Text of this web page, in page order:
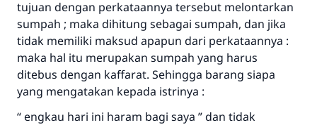
tujuan dengan perkataannya tersebut melontarkan
sumpah ; maka dihitung sebagai sumpah, dan jika
tidak memiliki maksud apapun dari perkataannya :
maka hal itu merupakan sumpah yang harus
ditebus dengan kaffarat. Sehingga barang siapa
yang mengatakan kepada istrinya :
“ engkau hari ini haram bagi saya ” dan tidak
Saham